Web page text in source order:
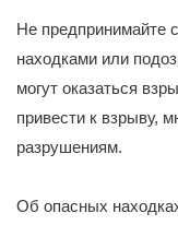
Не предпринимайте
находками или
могут оказаться
привести к взрыву,
разрушениям.
Об опасных